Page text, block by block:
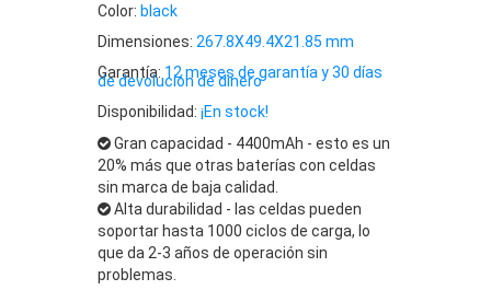
Color: black
Dimensiones: 267.8X49.4X21.85 mm
Garantía: 12 meses de garantía y 30 días
de devolución de dinero
Disponibilidad: ¡En stock!
Gran capacidad - 4400mAh - esto es un
20% más que otras baterías con celdas
sin marca de baja calidad.
Alta durabilidad - las celdas pueden
soportar hasta 1000 ciclos de carga, lo
que da 2-3 años de operación sin
problemas.